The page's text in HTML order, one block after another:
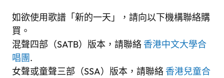
如欲使用歌譜「新的一天」，請向以下機構聯絡購
買。
混聲四部（SATB）版本，請聯絡 香港中文大學合
唱團.
女聲或童聲三部（SSA）版本，請聯絡 香港兒童合